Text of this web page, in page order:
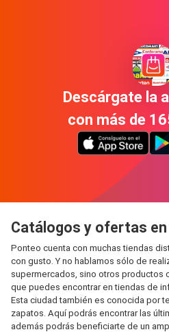
Descárgate la
con más de
Catálogos y ofertas
Ponteo cuenta con muchas tiendas
con gusto. Y no hablamos sólo de
supermercados, sino otros productos
que puedes encontrar en tiendas de
Esta ciudad también es conocida por
zapatos. Aquí podrás encontrar las
además podrás beneficiarte de un